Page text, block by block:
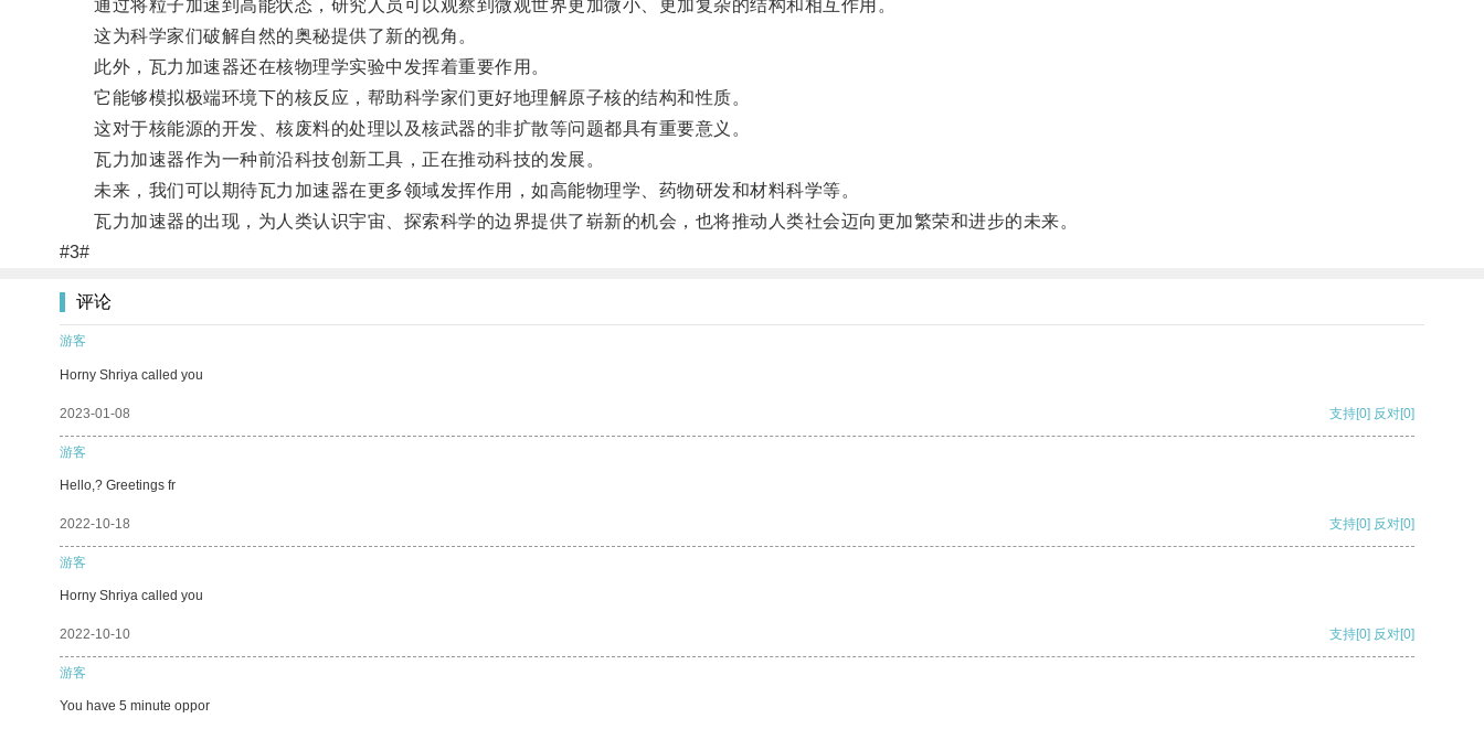
通过将粒子加速到高能状态，研究人员可以观察到微观世界更加微小、更加复杂的结构和相互作用。
这为科学家们破解自然的奥秘提供了新的视角。
此外，瓦力加速器还在核物理学实验中发挥着重要作用。
它能够模拟极端环境下的核反应，帮助科学家们更好地理解原子核的结构和性质。
这对于核能源的开发、核废料的处理以及核武器的非扩散等问题都具有重要意义。
瓦力加速器作为一种前沿科技创新工具，正在推动科技的发展。
未来，我们可以期待瓦力加速器在更多领域发挥作用，如高能物理学、药物研发和材料科学等。
瓦力加速器的出现，为人类认识宇宙、探索科学的边界提供了崭新的机会，也将推动人类社会迈向更加繁荣和进步的未来。
#3#
评论
游客
Horny Shriya called you
2023-01-08 支持[0] 反对[0]
游客
Hello,? Greetings fr
2022-10-18 支持[0] 反对[0]
游客
Horny Shriya called you
2022-10-10 支持[0] 反对[0]
游客
You have 5 minute oppor